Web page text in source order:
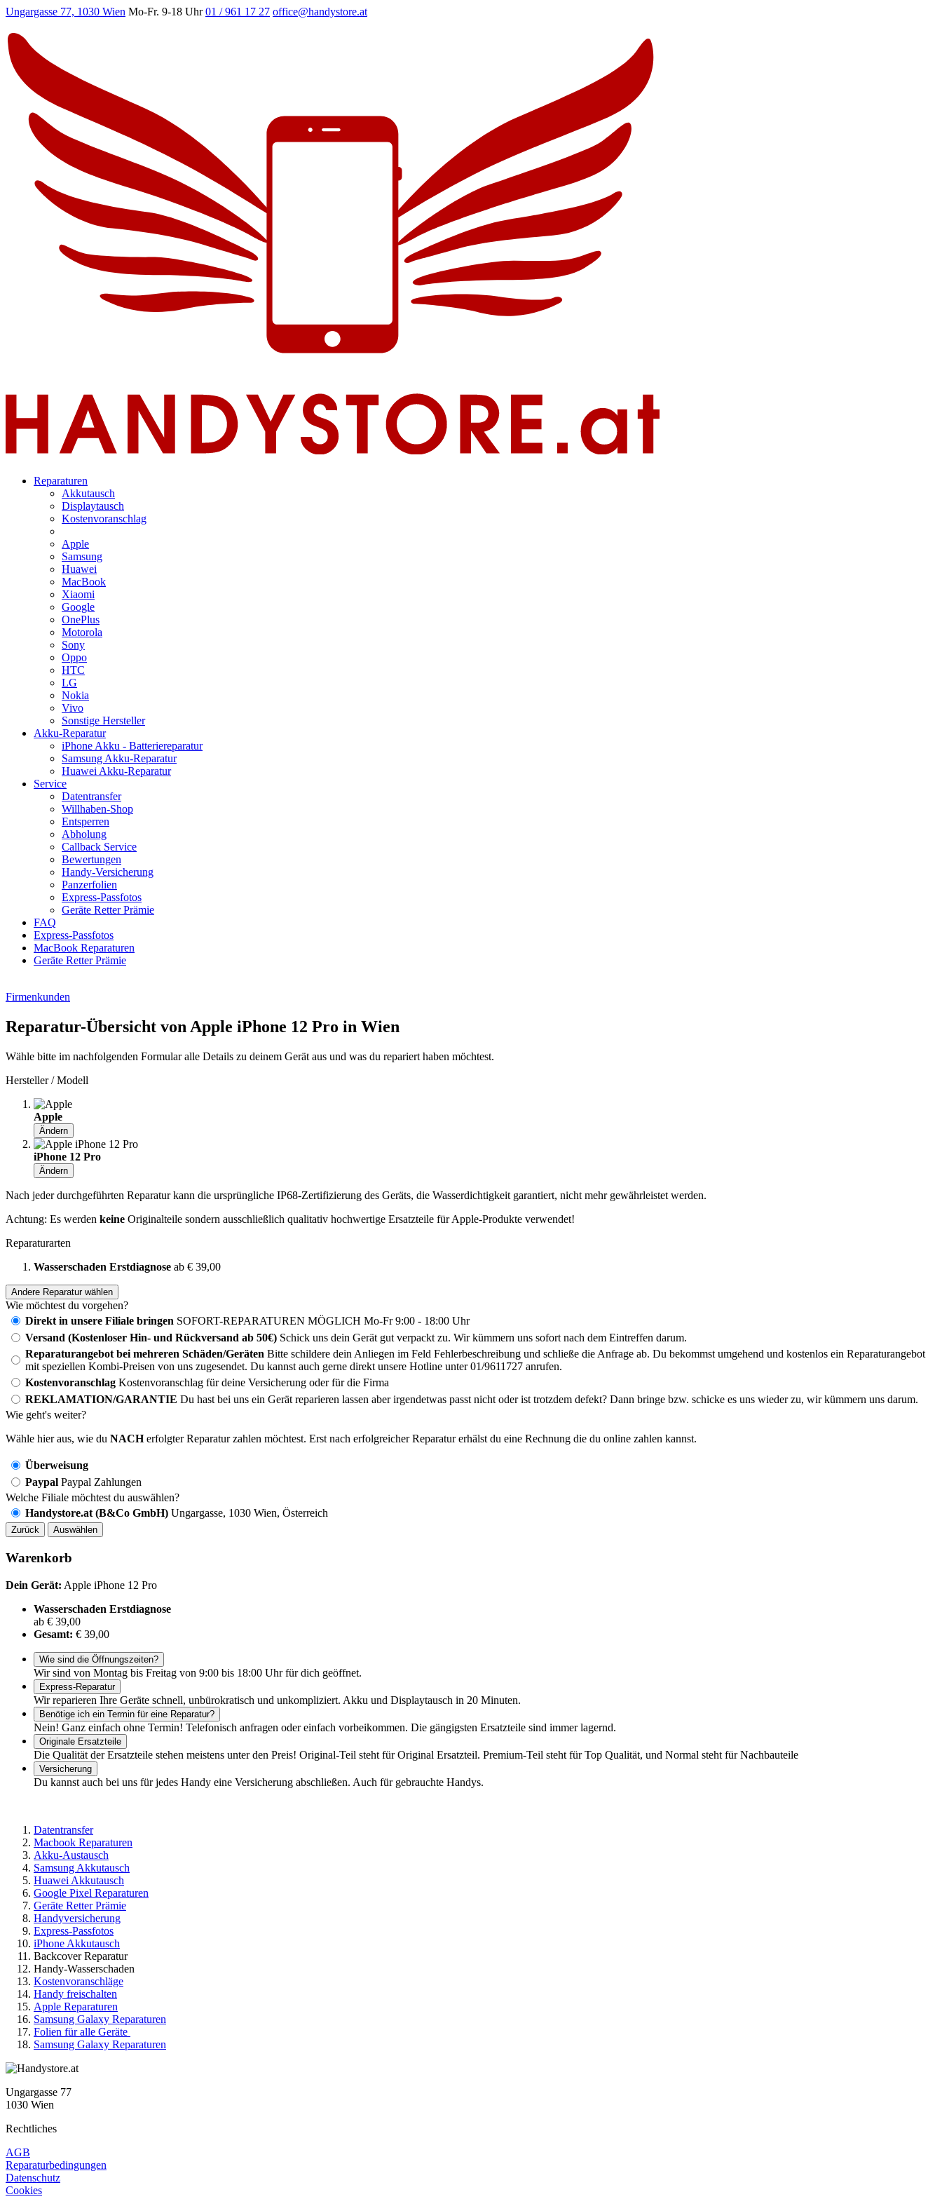
Ungargasse 77, 1030 Wien Mo-Fr. 9-18 Uhr 01 / 961 17 27 office@handystore.at
Reparaturen
Akkutausch
Displaytausch
Kostenvoranschlag
Apple
Samsung
Huawei
MacBook
Xiaomi
Google
OnePlus
Motorola
Sony
Oppo
HTC
LG
Nokia
Vivo
Sonstige Hersteller
Akku-Reparatur
iPhone Akku - Batteriereparatur
Samsung Akku-Reparatur
Huawei Akku-Reparatur
Service
Datentransfer
Willhaben-Shop
Entsperren
Abholung
Callback Service
Bewertungen
Handy-Versicherung
Panzerfolien
Express-Passfotos
Geräte Retter Prämie
FAQ
Express-Passfotos
MacBook Reparaturen
Geräte Retter Prämie
Firmenkunden
Reparatur-Übersicht von Apple iPhone 12 Pro in Wien
Wähle bitte im nachfolgenden Formular alle Details zu deinem Gerät aus und was du repariert haben möchtest.
Hersteller / Modell
Apple
Ändern
iPhone 12 Pro
Ändern
Nach jeder durchgeführten Reparatur kann die ursprüngliche IP68-Zertifizierung des Geräts, die Wasserdichtigkeit garantiert, nicht mehr gewährleistet werden.
Achtung: Es werden keine Originalteile sondern ausschließlich qualitativ hochwertige Ersatzteile für Apple-Produkte verwendet!
Reparaturarten
Wasserschaden Erstdiagnose ab € 39,00
Andere Reparatur wählen
Wie möchtest du vorgehen?
Direkt in unsere Filiale bringen SOFORT-REPARATUREN MÖGLICH Mo-Fr 9:00 - 18:00 Uhr
Versand (Kostenloser Hin- und Rückversand ab 50€) Schick uns dein Gerät gut verpackt zu. Wir kümmern uns sofort nach dem Eintreffen darum.
Reparaturangebot bei mehreren Schäden/Geräten Bitte schildere dein Anliegen im Feld Fehlerbeschreibung und schließe die Anfrage ab. Du bekommst umgehend und kostenlos ein Reparaturangebot
mit speziellen Kombi-Preisen von uns zugesendet. Du kannst auch gerne direkt unsere Hotline unter 01/9611727 anrufen.
Kostenvoranschlag Kostenvoranschlag für deine Versicherung oder für die Firma
REKLAMATION/GARANTIE Du hast bei uns ein Gerät reparieren lassen aber irgendetwas passt nicht oder ist trotzdem defekt? Dann bringe bzw. schicke es uns wieder zu, wir kümmern uns darum.
Wie geht's weiter?
Wähle hier aus, wie du NACHerfolgter Reparatur zahlen möchtest. Erst nach erfolgreicher Reparatur erhälst du eine Rechnung die du online zahlen kannst.
Überweisung
Paypal Paypal Zahlungen
Welche Filiale möchtest du auswählen?
Handystore.at (B&Co GmbH) Ungargasse, 1030 Wien, Österreich
Zurück Auswählen
Warenkorb
Dein Gerät: Apple iPhone 12 Pro
Wasserschaden Erstdiagnose
ab € 39,00
Gesamt: € 39,00
Wie sind die Öffnungszeiten?
Wir sind von Montag bis Freitag von 9:00 bis 18:00 Uhr für dich geöffnet.
Express-Reparatur
Wir reparieren Ihre Geräte schnell, unbürokratisch und unkompliziert. Akku und Displaytausch in 20 Minuten.
Benötige ich ein Termin für eine Reparatur?
Nein! Ganz einfach ohne Termin! Telefonisch anfragen oder einfach vorbeikommen. Die gängigsten Ersatzteile sind immer lagernd.
Originale Ersatzteile
Die Qualität der Ersatzteile stehen meistens unter den Preis! Original-Teil steht für Original Ersatzteil. Premium-Teil steht für Top Qualität, und Normal steht für Nachbauteile
Versicherung
Du kannst auch bei uns für jedes Handy eine Versicherung abschließen. Auch für gebrauchte Handys.
Datentransfer
Macbook Reparaturen
Akku-Austausch
Samsung Akkutausch
Huawei Akkutausch
Google Pixel Reparaturen
Geräte Retter Prämie
Handyversicherung
Express-Passfotos
iPhone Akkutausch
Backcover Reparatur
Handy-Wasserschaden
Kostenvoranschläge
Handy freischalten
Apple Reparaturen
Samsung Galaxy Reparaturen
Folien für alle Geräte
Samsung Galaxy Reparaturen
Ungargasse 77
1030 Wien
Rechtliches
AGB
Reparaturbedingungen
Datenschutz
Cookies